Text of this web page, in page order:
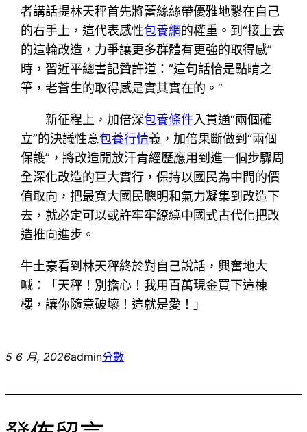
者講話提林天秤首先將蕾絲絲帶優雅地繫在自己
的右手上，這代表感性包養網的權重。到“接上去
的這輪改造，力爭讓更多群體有更強的取得感”
時，習近平總書記贊許道：“這句話恰是點睛之
筆，老蒼生的取得感是實其實在的。”
新征程上，加倍深包養條件入貫通“兩個確
立”的決議性意包養行情義，加倍果斷做到“兩個
保護”，將改造開放汗青經歷應用到進一個步驟周
全深化改造的巨大實行，保持以國民為中間的價
值取向，把最寬大國民聰明和氣力凝集到改造下
去，就必定可以或許牢牢繚繞中國式古代化把改
造推向進步。
牛土豪看到林天秤終於對自己說話，興奮地大
喊：「天秤！別擔心！我用百萬現金買下這棟
樓，讓你隨意破壞！這就是愛！」
5 6 月, 2026admin分數